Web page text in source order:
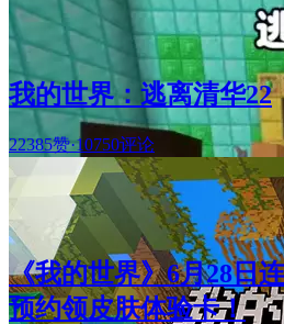
我的世界：逃离清华22
22385赞·10750评论
《我的世界》6月28日
预约领皮肤体验卡！